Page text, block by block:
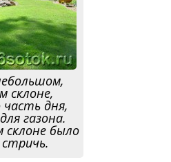
склоне,
дня,
газона.
склоне было